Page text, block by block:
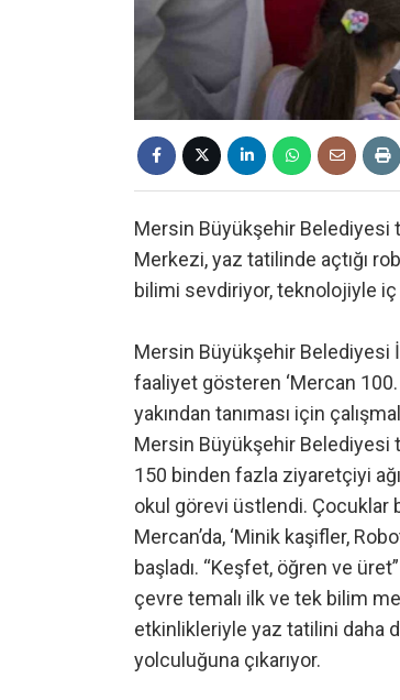
Mersin Büyükşehir Belediyesi
Merkezi, yaz tatilinde açtığı
bilimi sevdiriyor, teknolojiyle iç
Mersin Büyükşehir Belediyesi
faaliyet gösteren ‘Mercan 100.
yakından tanıması için
Mersin Büyükşehir Belediyesi
150 binden fazla ziyaretçiyi
okul görevi üstlendi. Çocuklar
Mercan’da, ‘Minik kaşifler,
başladı. “Keşfet, öğren ve
çevre temalı ilk ve tek bilim
etkinlikleriyle yaz tatilini daha
yolculuğuna çıkarıyor.